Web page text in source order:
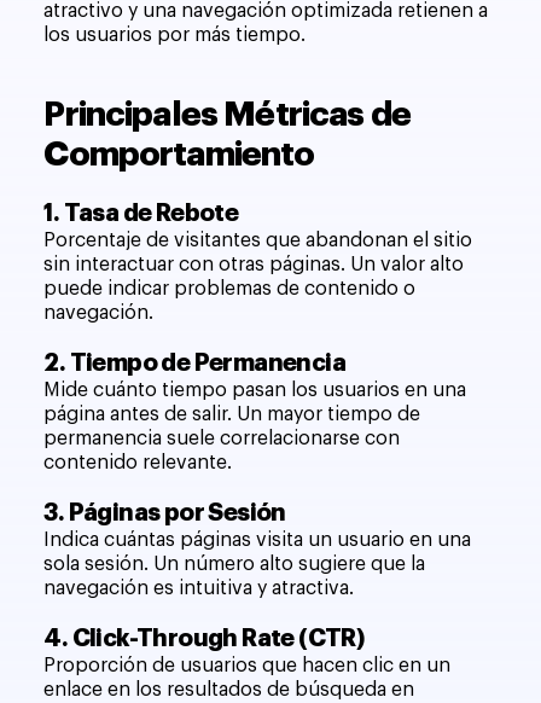
atractivo y una navegación optimizada retienen a
los usuarios por más tiempo.
Principales Métricas de
Comportamiento
1. Tasa de Rebote
Porcentaje de visitantes que abandonan el sitio
sin interactuar con otras páginas. Un valor alto
puede indicar problemas de contenido o
navegación.
2. Tiempo de Permanencia
Mide cuánto tiempo pasan los usuarios en una
página antes de salir. Un mayor tiempo de
permanencia suele correlacionarse con
contenido relevante.
3. Páginas por Sesión
Indica cuántas páginas visita un usuario en una
sola sesión. Un número alto sugiere que la
navegación es intuitiva y atractiva.
4. Click-Through Rate (CTR)
Proporción de usuarios que hacen clic en un
enlace en los resultados de búsqueda en